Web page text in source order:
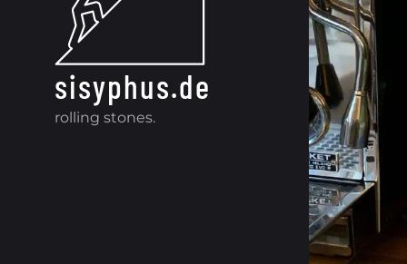
sisyphus.de
rolling stones.